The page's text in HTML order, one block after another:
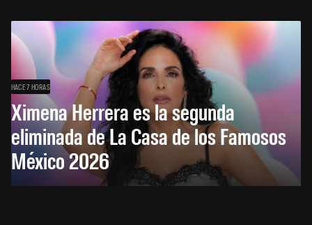
HACE 7 HORAS
Ximena Herrera es la segunda
eliminada de La Casa de los Famosos
México 2026